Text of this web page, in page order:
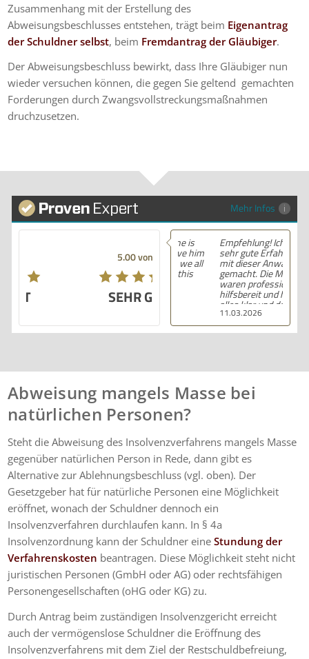
Zusammenhang mit der Erstellung des
Abweisungsbeschlusses entstehen, trägt beim Eigenantrag
der Schuldner selbst, beim Fremdantrag der Gläubiger.
Der Abweisungsbeschluss bewirkt, dass Ihre Gläubiger nun
wieder versuchen können, die gegen Sie geltend gemachten
Forderungen durch Zwangsvollstreckungsmaßnahmen
druchzusetzen.
Mehr Infos
SEHR GUT
11.03.2026
Empfehlung! Ich habe
sehr gute Erfahrungen
mit dieser Anwaltskanzlei
gemacht. Die Mitarbeiter
waren professionell,
hilfsbereit und haben
alles klar und deutlich
erklärt. Ich bin mit der
Beratung sehr zufrieden
und kann ihre
Abweisung mangels Masse bei
natürlichen Personen?
Steht die Abweisung des Insolvenzverfahrens mangels Masse
gegenüber natürlichen Person in Rede, dann gibt es
Alternative zur Ablehnungsbeschluss (vgl. oben). Der
Gesetzgeber hat für natürliche Personen eine Möglichkeit
eröffnet, wonach der Schuldner dennoch ein
Insolvenzverfahren durchlaufen kann. In § 4a
Insolvenzordnung kann der Schuldner eineStundung der
Verfahrenskosten beantragen. Diese Möglichkeit steht nicht
juristischen Personen (GmbH oder AG) oder rechtsfähigen
Personengesellschaften (oHG oder KG) zu.
Durch Antrag beim zuständigen Insolvenzgericht erreicht
auch der vermögenslose Schuldner die Eröffnung des
Insolvenzverfahrens mit dem Ziel der Restschuldbefreiung,